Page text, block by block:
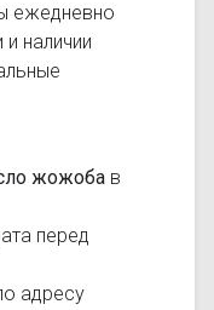
ежедневно
наличии
жожоба в
перед
адресу